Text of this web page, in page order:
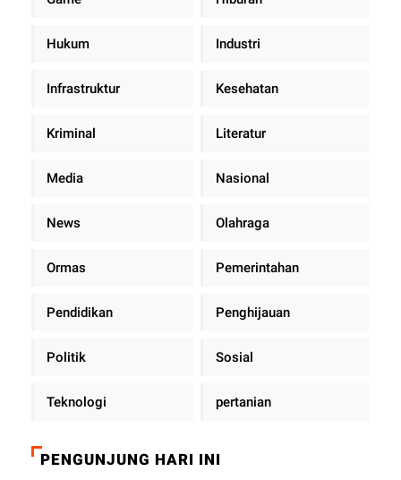
Hukum Industri
Infrastruktur Kesehatan
Kriminal Literatur
Media Nasional
News Olahraga
Ormas Pemerintahan
Pendidikan Penghijauan
Politik Sosial
Teknologi pertanian
PENGUNJUNG HARI INI